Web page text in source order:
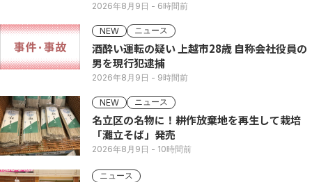
2026年8月9日 - 6時間前
NEW ニュース
酒酔い運転の疑い 上越市28歳 自称会社役員の
男を現行犯逮捕
2026年8月9日 - 9時間前
NEW ニュース
名立区の名物に！耕作放棄地を再生して栽培
「灘立そば」発売
2026年8月9日 - 10時間前
ニュース